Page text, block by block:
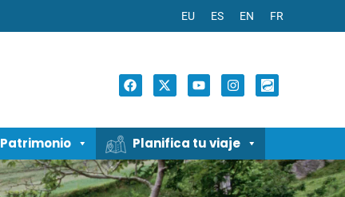
EU ES EN FR
Patrimonio Planifica tu viaje